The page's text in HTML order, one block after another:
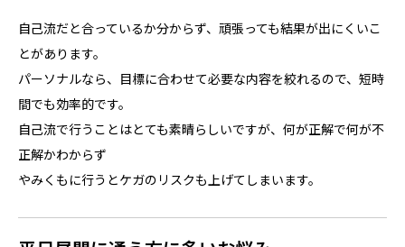
自己流だと合っているか分からず、頑張っても結果が出にくいこ
とがあります。
パーソナルなら、目標に合わせて必要な内容を絞れるので、短時
間でも効率的です。
自己流で行うことはとても素晴らしいですが、何が正解で何が不
正解かわからず
やみくもに行うとケガのリスクも上げてしまいます。